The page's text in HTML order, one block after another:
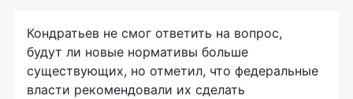
Кондратьев не смог ответить на вопрос,
будут ли новые нормативы больше
существующих, но отметил, что федеральные
власти рекомендовали их сделать